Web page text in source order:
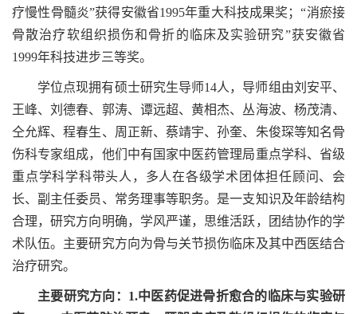
疗慢性骨髓炎”获得安徽省1995年重大科技成果奖；“消瘀接
骨散治疗软组织损伤和骨折的临床及实验研究”获安徽省
1999年科技进步三等奖。
学位点现拥有硕士研究生导师14人，导师组由刘安平、
王峰、刘德春、郭涛、谭远超、黄相杰、丛海波、杨茂清、
仝允辉、程春生、周正新、蔡靖宇、孙奎、朱俊琛等知名骨
伤科专家组成，他们中有国家中医药管理局重点学科、省级
重点学科学科带头人，多人在各级学术团体担任顾问、会
长、副主任委员、常务理事等职务。是一支知识及年龄结构
合理，研究方向明确，学风严谨，思维活跃，团结协作的学
术队伍。主要研究方向为骨与关节损伤临床及其中西医结合
治疗研究。
主要研究方向：1.中医药促进骨折愈合的临床与实验研